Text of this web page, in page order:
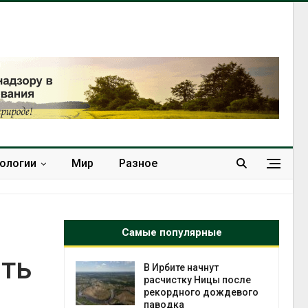
Мир Разное
Самые популярные
после
Суд запретил
использовать
крокодилов для охраны
израильской тюрьмы